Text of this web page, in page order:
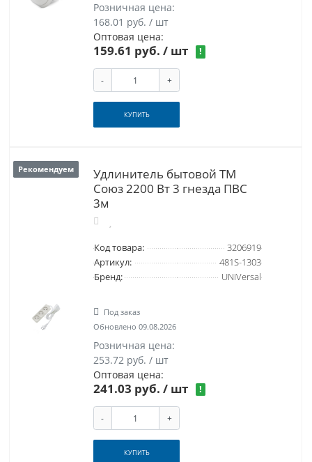
Розничная цена:
168.01 руб. / шт
Оптовая цена:
159.61 руб. / шт !
- +
КУПИТЬ
Рекомендуем
Удлинитель бытовой ТМ
Союз 2200 Вт 3 гнезда ПВС
3м
Код товара:
3206919
Артикул:
481S-1303
Бренд:
UNIVersal
Под заказ
Обновлено 09.08.2026
Розничная цена:
253.72 руб. / шт
Оптовая цена:
241.03 руб. / шт !
- +
КУПИТЬ